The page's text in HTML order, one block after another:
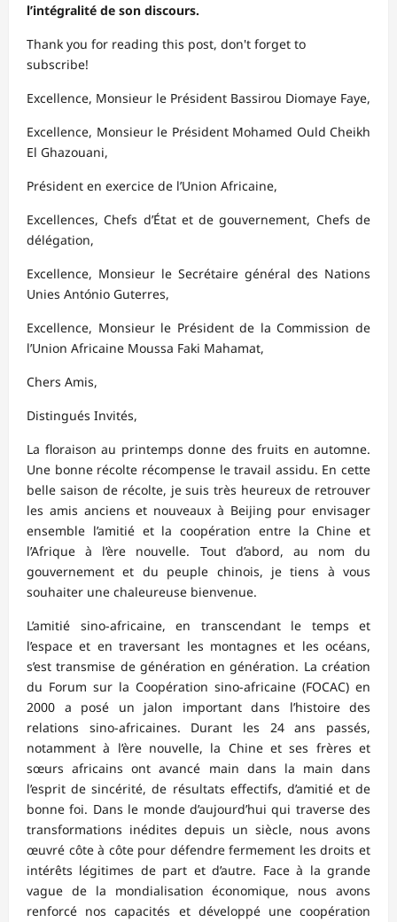
l’intégralité de son discours.
Thank you for reading this post, don't forget to
subscribe!
Excellence, Monsieur le Président Bassirou Diomaye Faye,
Excellence, Monsieur le Président Mohamed Ould Cheikh
El Ghazouani,
Président en exercice de l’Union Africaine,
Excellences, Chefs d’État et de gouvernement, Chefs de
délégation,
Excellence, Monsieur le Secrétaire général des Nations
Unies António Guterres,
Excellence, Monsieur le Président de la Commission de
l’Union Africaine Moussa Faki Mahamat,
Chers Amis,
Distingués Invités,
La floraison au printemps donne des fruits en automne.
Une bonne récolte récompense le travail assidu. En cette
belle saison de récolte, je suis très heureux de retrouver
les amis anciens et nouveaux à Beijing pour envisager
ensemble l’amitié et la coopération entre la Chine et
l’Afrique à l’ère nouvelle. Tout d’abord, au nom du
gouvernement et du peuple chinois, je tiens à vous
souhaiter une chaleureuse bienvenue.
L’amitié sino-africaine, en transcendant le temps et
l’espace et en traversant les montagnes et les océans,
s’est transmise de génération en génération. La création
du Forum sur la Coopération sino-africaine (FOCAC) en
2000 a posé un jalon important dans l’histoire des
relations sino-africaines. Durant les 24 ans passés,
notamment à l’ère nouvelle, la Chine et ses frères et
sœurs africains ont avancé main dans la main dans
l’esprit de sincérité, de résultats effectifs, d’amitié et de
bonne foi. Dans le monde d’aujourd’hui qui traverse des
transformations inédites depuis un siècle, nous avons
œuvré côte à côte pour défendre fermement les droits et
intérêts légitimes de part et d’autre. Face à la grande
vague de la mondialisation économique, nous avons
renforcé nos capacités et développé une coopération